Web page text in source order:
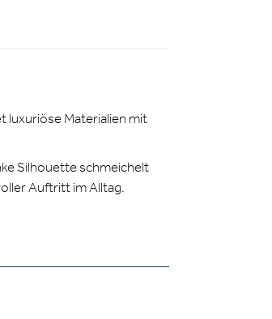
luxuriöse Materialien mit
Silhouette schmeichelt
Auftritt im Alltag.